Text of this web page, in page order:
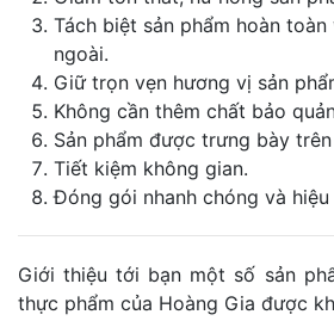
Tách biệt sản phẩm hoàn
ngoài.
Giữ trọn vẹn hương vị sản
Không cần thêm chất bảo
Sản phẩm được trưng bày
Tiết kiệm không gian.
Đóng gói nhanh chóng và hiệu
Giới thiệu tới bạn một số sản
thực phẩm của Hoàng Gia được